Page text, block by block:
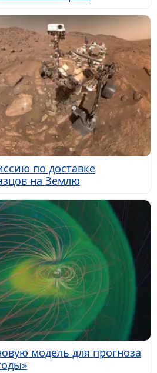
по доставке
на Землю
модель для прогноза